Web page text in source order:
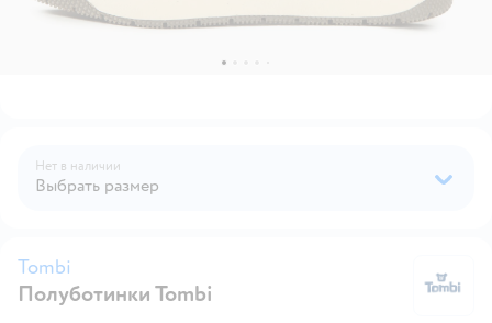
Нет в наличии
Выбрать размер
Tombi
Полуботинки Tombi